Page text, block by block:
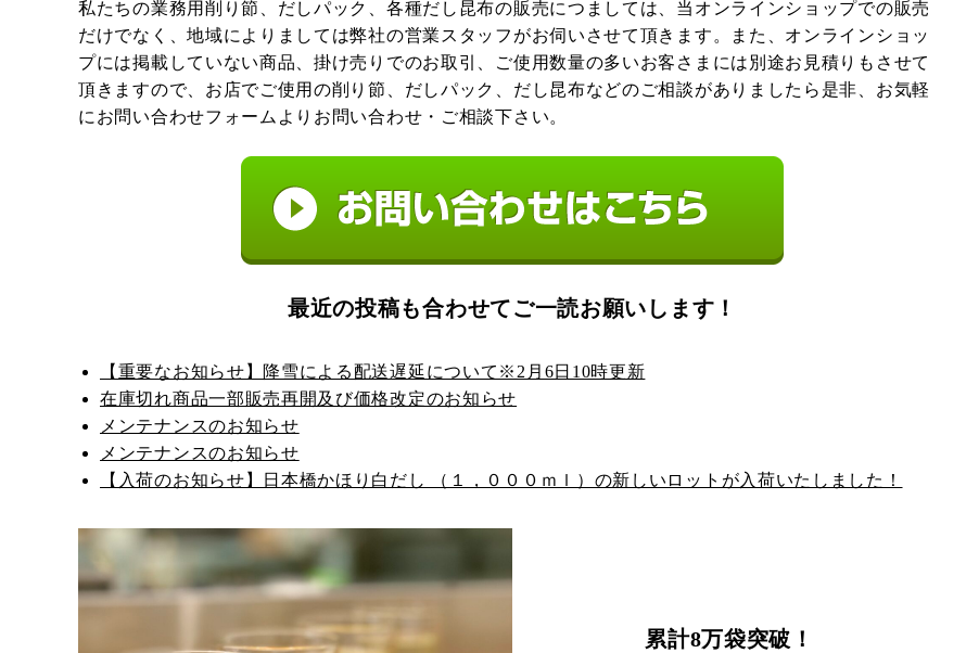
私たちの業務用削り節、だしパック、各種だし昆布の販売につましては、当オンラインショップでの販売
だけでなく、地域によりましては弊社の営業スタッフがお伺いさせて頂きます。また、オンラインショッ
プには掲載していない商品、掛け売りでのお取引、ご使用数量の多いお客さまには別途お見積りもさせて
頂きますので、お店でご使用の削り節、だしパック、だし昆布などのご相談がありましたら是非、お気軽
にお問い合わせフォームよりお問い合わせ・ご相談下さい。
最近の投稿も合わせてご一読お願いします！
【重要なお知らせ】降雪による配送遅延について※2月6日10時更新
在庫切れ商品一部販売再開及び価格改定のお知らせ
メンテナンスのお知らせ
メンテナンスのお知らせ
【入荷のお知らせ】日本橋かほり白だし （１，０００ｍｌ）の新しいロットが入荷いたしました！
累計8万袋突破！